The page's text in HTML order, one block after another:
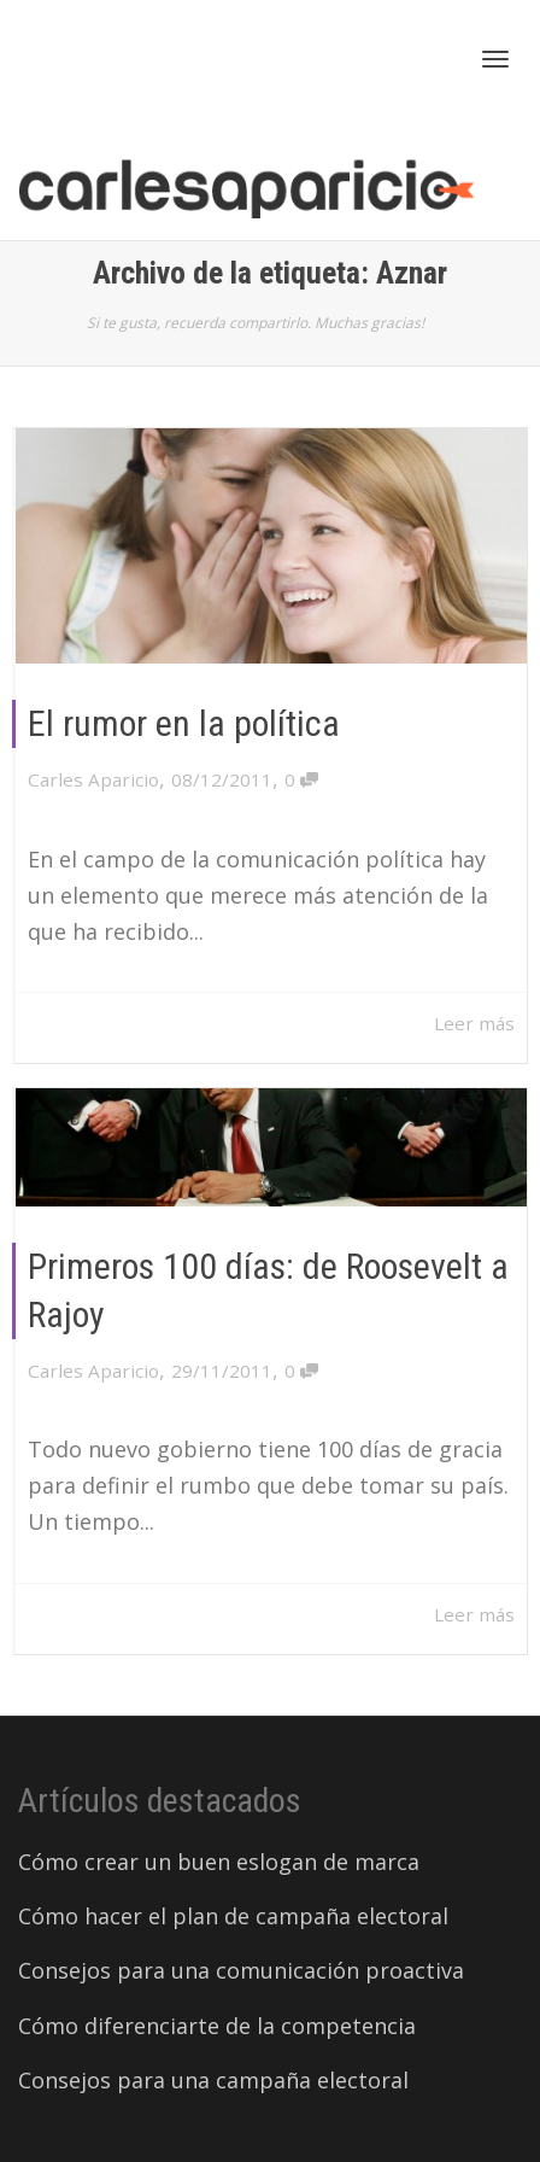
Archivo de la etiqueta: Aznar
Si te gusta, recuerda compartirlo. Muchas gracias!
El rumor en la política
Carles Aparicio, 08/12/2011 , 0
En el campo de la comunicación política hay
un elemento que merece más atención de la
que ha recibido...
Leer más
Primeros 100 días: de Roosevelt a
Rajoy
Carles Aparicio, 29/11/2011 , 0
Todo nuevo gobierno tiene 100 días de gracia
para definir el rumbo que debe tomar su país.
Un tiempo...
Leer más
Artículos destacados
Cómo crear un buen eslogan de marca
Cómo hacer el plan de campaña electoral
Consejos para una comunicación proactiva
Cómo diferenciarte de la competencia
Consejos para una campaña electoral